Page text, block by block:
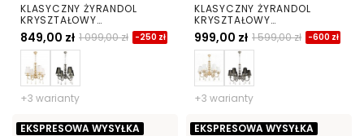
KLASYCZNY ŻYRANDOL
KRYSZTAŁOWY
CHROMOWANY FABIONE W4
849,00 zł 1 099,00 zł -250 zł
+3 warianty
KLASYCZNY ŻYRANDOL
KRYSZTAŁOWY
CHROMOWANY FABIONE W6
999,00 zł 1 599,00 zł -600 zł
+3 warianty
EKSPRESOWA WYSYŁKA EKSPRESOWA WYSYŁKA